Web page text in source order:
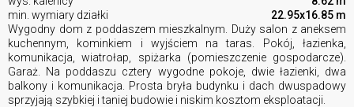
min. wymiary działki
22.95x16.85 m
Wygodny dom z poddaszem mieszkalnym. Duży salon z aneksem
kuchennym, kominkiem i wyjściem na taras. Pokój, łazienka,
komunikacja, wiatrołap, spiżarka (pomieszczenie gospodarcze).
Garaż. Na poddaszu cztery wygodne pokoje, dwie łazienki, dwa
balkony i komunikacja. Prosta bryła budynku i dach dwuspadowy
sprzyjają szybkiej i taniej budowie i niskim kosztom eksploatacji.